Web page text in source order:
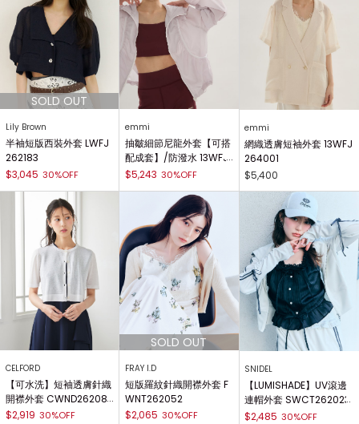
Lily Brown
半袖短版西裝外套 LWFJ
262183
$3,045 30%OFF
emmi
抽皺細節尼龍外套【可搭
配成套】/防潑水 13WFJ
262044
$5,243 30%OFF
emmi
網織透膚短袖外套 13WFJ
264001
$5,400
CELFORD
【可水洗】短袖透膚針織
開襟外套 CWND262083
$2,919 30%OFF
FRAY I.D
短版羅紋針織開襟外套 F
WNT262052
$2,065 30%OFF
SNIDEL
【LUMISHADE】UV滾邊
連帽外套 SWCT262023
$2,485 30%OFF